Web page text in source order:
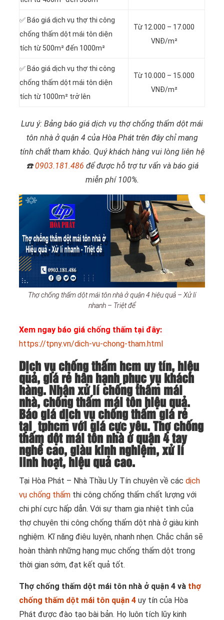
✅ Báo giá dịch vụ thợ thi công
chống thấm dột mái tôn diện
tích từ 500m² đến 1000m²
Từ 12.000 – 17.000
VNĐ/m²
✅ Báo giá dịch vụ thợ thi công
chống thấm dột mái tôn diện
tích từ 1000m² trở lên
Từ 10.000 – 15.000
VNĐ/m²
Lưu ý: Bảng báo giá dịch vụ thợ chống thấm dột mái
tôn nhà ở quận 4 của Hòa Phát trên đây chỉ mang
tính chất tham khảo. Quý khách hàng vui lòng liên hệ
☎️0903.181.486 để được hỗ trợ tư vấn và báo giá
miễn phí 100%.
Thợ chống thấm dột mái tôn nhà ở quận 4 hiệu quả – Xử lí
nhanh – Triệt để
Xem ngay báo giá chống thấm tại đây:
https://tpny.vn/dich-vu-chong-tham.html
Dịch vụ chống thấm hcm uy tín, hiệu
quả, giá rẻ hân hạnh phục vụ khách
hàng. Nhận xử lí chống thấm mái
nhà, chống thấm mái tôn hiệu quả.
Báo giá dịch vụ chống thấm giá rẻ
tại tphcm với giá cực yêu. Thợ chống
thấm dột mái tôn nhà ở quận 4 tay
nghề cao, giàu kinh nghiệm, xử lí
linh hoạt, hiệu quả cao.
Tại Hòa Phát – Nhà Thầu Uy Tín chuyên về các dịch
vụ chống thấm thi công chống thấm chất lượng với
chi phí cực hấp dẫn. Với sự tham gia nhiệt tình của
thợ chuyên thi công chống thấm dột nhà ở giàu kinh
nghiệm. Kĩ năng điêu luyện, nhanh nhẹn. Chắc chắn sẽ
hoàn thành những hạng mục chống thấm dột trong
thời gian sớm, đạt kết quả tốt.
Thợ chống thấm dột mái tôn nhà ở quận 4 và thợ
chống thấm dột mái tôn quận 4 uy tín của Hòa
Phát được đào tạo bài bản. Họ luôn tích lũy kinh